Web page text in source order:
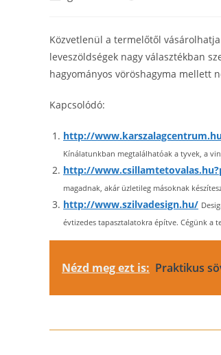
Közvetlenül a termelőtől
leveszöldségek nagy választékban
hagyományos vöröshagyma mellett
Kapcsolódó:
http://
Kínálatunkban megtalálhatóak a tyvek, a
http://
magadnak, akár üzletileg másoknak
http://www.szilvadesign.hu/
évtizedes tapasztalatokra építve. Cégünk a
Nézd meg ezt is: Praktikus